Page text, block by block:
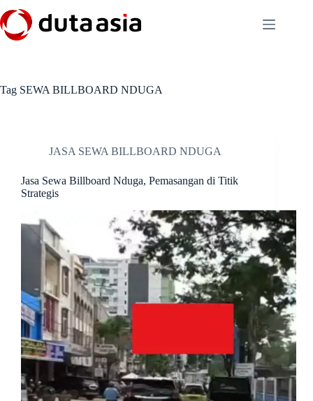
to
content
Tag SEWA BILLBOARD NDUGA
JASA SEWA BILLBOARD NDUGA
Jasa Sewa Billboard Nduga, Pemasangan di Titik
Strategis